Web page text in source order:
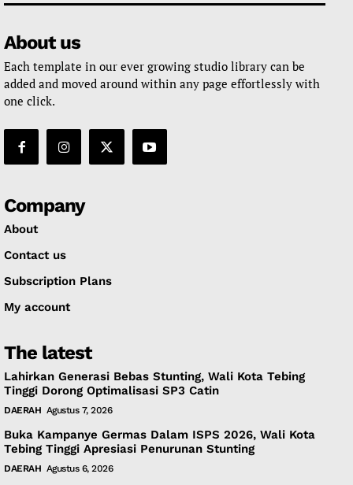
About us
Each template in our ever growing studio library can be
added and moved around within any page effortlessly with
one click.
Company
About
Contact us
Subscription Plans
My account
The latest
Lahirkan Generasi Bebas Stunting, Wali Kota Tebing
Tinggi Dorong Optimalisasi SP3 Catin
DAERAH Agustus 7, 2026
Buka Kampanye Germas Dalam ISPS 2026, Wali Kota
Tebing Tinggi Apresiasi Penurunan Stunting
DAERAH Agustus 6, 2026